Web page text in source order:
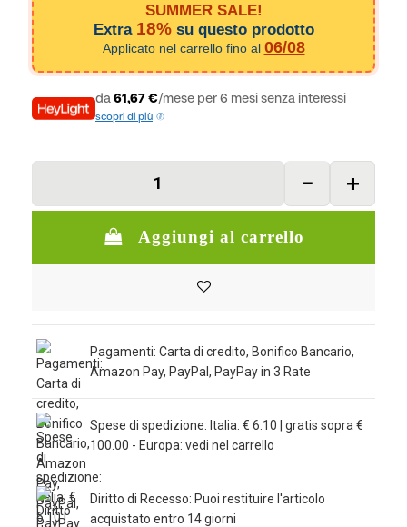
SUMMER SALE!
Extra 18%su questo prodotto
Applicato nel carrello fino al 06/08
da 61,67 €/mese per 6 mesi senza interessi
scopri di più
Aggiungi al carrello
Pagamenti: Carta di credito, Bonifico Bancario,
Amazon Pay, PayPal, PayPay in 3 Rate
Spese di spedizione: Italia: € 6.10 | gratis sopra €
100.00 - Europa: vedi nel carrello
Diritto di Recesso: Puoi restituire l'articolo
acquistato entro 14 giorni